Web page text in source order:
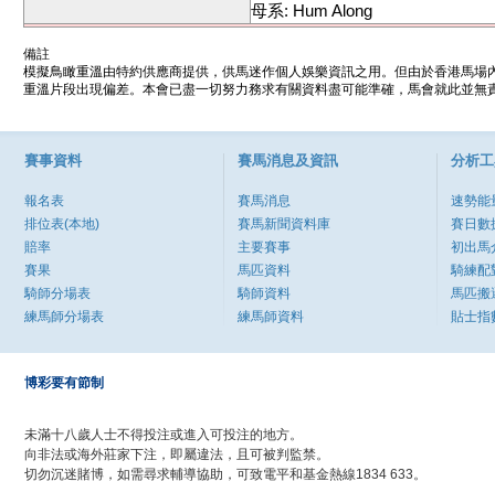
母系: Hum Along
備註
模擬鳥瞰重溫由特約供應商提供，供馬迷作個人娛樂資訊之用。但由於香港馬
重溫片段出現偏差。本會已盡一切努力務求有關資料盡可能準確，馬會就此並
賽事資料
報名表
排位表(本地)
賠率
賽果
騎師分場表
練馬師分場表
賽馬消息及資訊
賽馬消息
賽馬新聞資料庫
主要賽事
馬匹資料
騎師資料
練馬師資料
分析
速勢能
賽日數
初出馬
騎練配
馬匹搬
貼士指
博彩要有節制
未滿十八歲人士不得投注或進入可投注的地方。
向非法或海外莊家下注，即屬違法，且可被判監禁。
切勿沉迷賭博，如需尋求輔導協助，可致電平和基金熱線1834 633。